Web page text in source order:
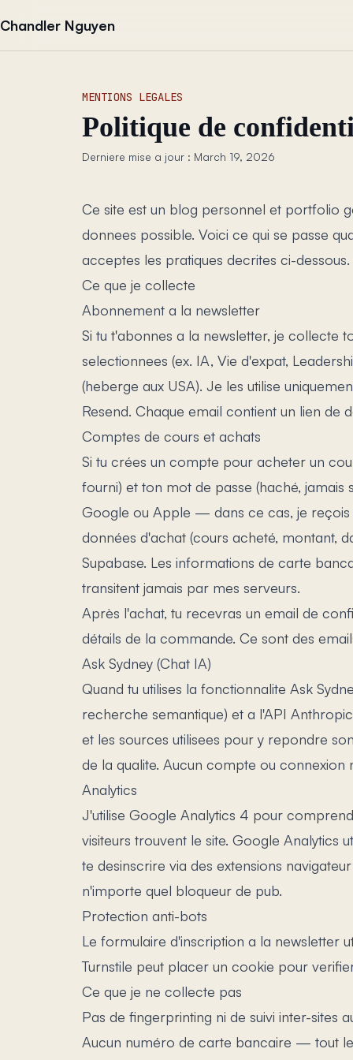
Chandler Nguyen
MENTIONS LEGALES
Politique de
Derniere mise a jour : March 19, 2026
Ce site est un blog personnel et portfolio
donnees possible. Voici ce qui se passe
acceptes les pratiques decrites ci-dessous.
Ce que je collecte
Abonnement a la newsletter
Si tu t'abonnes a la newsletter, je collecte
selectionnees (ex. IA, Vie d'expat,
(heberge aux USA). Je les utilise
Resend. Chaque email contient un lien de
Comptes de cours et achats
Si tu crées un compte pour acheter un
fourni) et ton mot de passe (haché, jamais
Google ou Apple — dans ce cas, je
données d'achat (cours acheté, montant,
Supabase. Les informations de carte
transitent jamais par mes serveurs.
Après l'achat, tu recevras un email de
détails de la commande. Ce sont des
Ask Sydney (Chat IA)
Quand tu utilises la fonctionnalite Ask
recherche semantique) et a l'API
et les sources utilisees pour y repondre
de la qualite. Aucun compte ou connexion
Analytics
J'utilise Google Analytics 4 pour
visiteurs trouvent le site. Google Analytics
te desinscrire via des extensions
n'importe quel bloqueur de pub.
Protection anti-bots
Le formulaire d'inscription a la newsletter
Turnstile peut placer un cookie pour
Ce que je ne collecte pas
Pas de fingerprinting ni de suivi inter-sites
Aucun numéro de carte bancaire — tout